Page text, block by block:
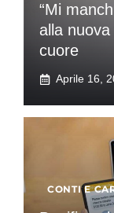
“Mi
alla
cuore
Aprile 16,
CONTI E